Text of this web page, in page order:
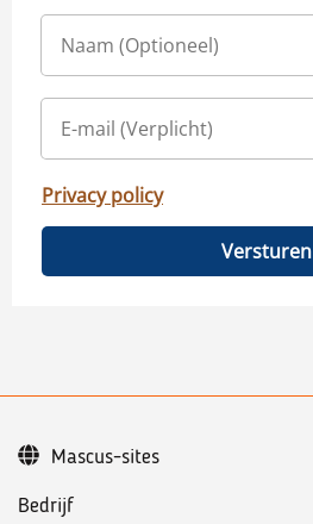
Privacy policy
Versturen
Bedrijf
Mascus-sites